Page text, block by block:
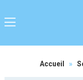
Accueil »